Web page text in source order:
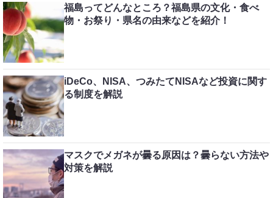
福島ってどんなところ？福島県の文化・食べ
物・お祭り・県名の由来などを紹介！
iDeCo、NISA、つみたてNISAなど投資に関す
る制度を解説
マスクでメガネが曇る原因は？曇らない方法や
対策を解説